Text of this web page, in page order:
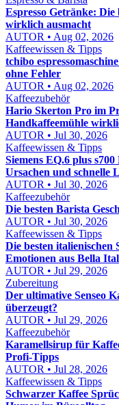
Espresso Getränke: Die
wirklich ausmacht
AUTOR • Aug 02, 2026
Kaffeewissen & Tipps
tchibo
ohne Fehler
AUTOR • Aug 02, 2026
Kaffeezubehör
Hario Skerton Pro im
Handkaffeemühle
AUTOR • Jul 30, 2026
Kaffeewissen & Tipps
Siemens EQ.6 plus
Ursachen und schnelle
AUTOR • Jul 30, 2026
Kaffeezubehör
Die besten Barista
AUTOR • Jul 30, 2026
Kaffeewissen & Tipps
Die besten italienischen
Emotionen aus Bella
AUTOR • Jul 29, 2026
Zubereitung
Der ultimative Senseo
überzeugt?
AUTOR • Jul 29, 2026
Kaffeezubehör
Karamellsirup für
Profi-Tipps
AUTOR • Jul 28, 2026
Kaffeewissen & Tipps
Schwarzer Kaffee